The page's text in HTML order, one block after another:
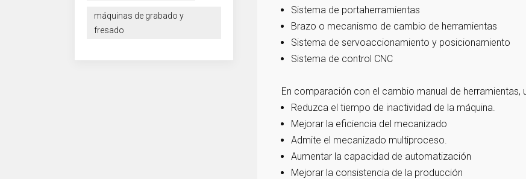
Sistema de portaherramientas
Brazo o mecanismo de cambio de herramientas
Sistema de servoaccionamiento y posicionamiento
Sistema de control CNC
En comparación con el cambio manual de herramientas,
Reduzca el tiempo de inactividad de la máquina.
Mejorar la eficiencia del mecanizado
Admite el mecanizado multiproceso.
Aumentar la capacidad de automatización
Mejorar la consistencia de la producción
máquinas de grabado y
fresado